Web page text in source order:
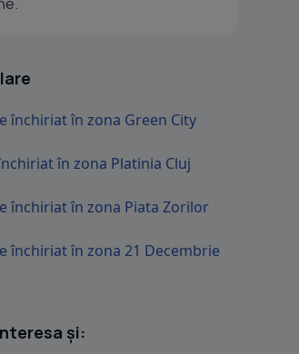
închiriat în zona Green City
în zona Platinia Cluj
închiriat în zona Piata Zorilor
închiriat în zona 21 Decembrie
și: